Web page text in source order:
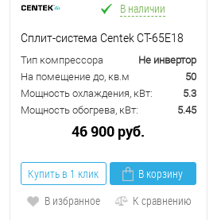
В наличии
Сплит-система Centek CT-65E18
Тип компрессора
Не инвертор
На помещение до, кв.м
50
Мощность охлаждения, кВт:
5.3
Мощность обогрева, кВт:
5.45
46 900 руб.
Купить в 1 клик
В корзину
В избранное
К сравнению